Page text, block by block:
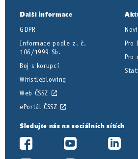
Další informace
GDPR
Informace podle z. č.
106/1999 Sb.
Boj s korupcí
Whistleblowing
Web ČSSZ
ePortál ČSSZ
Pro
Pro
Sledujte nás na sociálních sítích